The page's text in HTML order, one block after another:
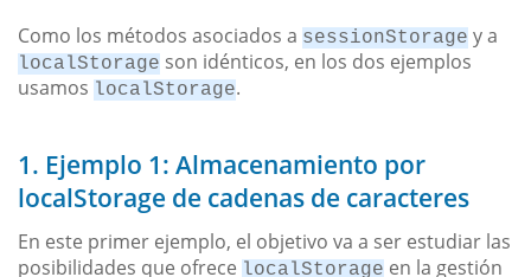
Como los métodos asociados a sessionStorage y a
localStorage son idénticos, en los dos ejemplos
usamos localStorage.
1. Ejemplo 1: Almacenamiento por
localStorage de cadenas de caracteres
En este primer ejemplo, el objetivo va a ser estudiar las
posibilidades que ofrece localStorage en la gestión